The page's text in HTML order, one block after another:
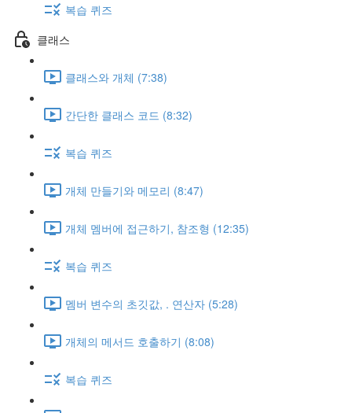
복습 퀴즈
클래스
클래스와 개체 (7:38)
간단한 클래스 코드 (8:32)
복습 퀴즈
개체 만들기와 메모리 (8:47)
개체 멤버에 접근하기, 참조형 (12:35)
복습 퀴즈
멤버 변수의 초깃값, . 연산자 (5:28)
개체의 메서드 호출하기 (8:08)
복습 퀴즈